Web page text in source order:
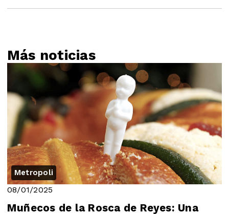
Más noticias
Metropoli
08/01/2025
Muñecos de la Rosca de Reyes: Una